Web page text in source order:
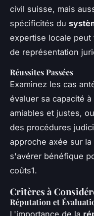
civil suisse, mais
spécificités du
expertise locale
de représentation
Réussites Passées
Examinez les cas
évaluer sa capacité
amiables et justes,
des procédures
approche axée sur la
s'avérer bénéfique
coûts1.
Critères à
Réputation et
L'importance de la